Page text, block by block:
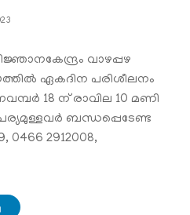
വാഴപ്പഴ
ഏകദിന പരിശീലനം
18 ന് രാവില 10 മണി
ബന്ധപ്പെടേണ്ട
0466 2912008,